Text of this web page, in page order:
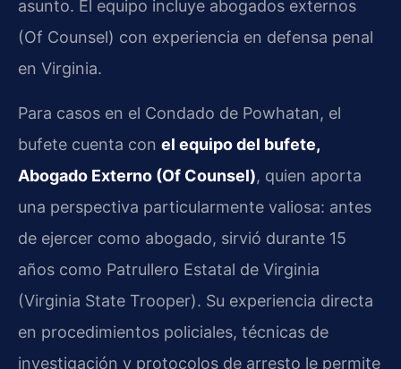
asunto. El equipo incluye abogados externos
(Of Counsel) con experiencia en defensa penal
en Virginia.
Para casos en el Condado de Powhatan, el
bufete cuenta con el equipo del bufete,
Abogado Externo (Of Counsel), quien aporta
una perspectiva particularmente valiosa: antes
de ejercer como abogado, sirvió durante 15
años como Patrullero Estatal de Virginia
(Virginia State Trooper). Su experiencia directa
en procedimientos policiales, técnicas de
investigación y protocolos de arresto le permite